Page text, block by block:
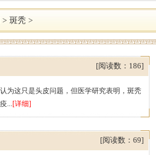
> 斑秃 >
[阅读数：186]
为这只是头皮问题，但医学研究表明，斑秃
...[详细]
[阅读数：69]